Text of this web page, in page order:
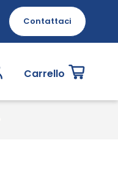
Contattaci
Carrello